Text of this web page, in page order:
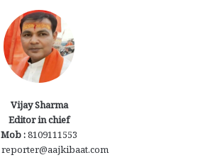
Vijay Sharma
Editor in chief
Mob :8109111553
reporter@aajkibaat.com